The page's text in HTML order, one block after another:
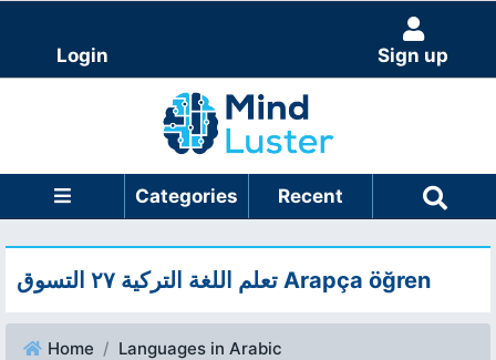
Login Sign up
Categories Recent
تعلم اللغة التركية ٢٧ التسوق Arapça öğren
Home
Languages in Arabic